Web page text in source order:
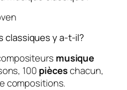
classiques y a-t-il?
musique
100 pièceschacun,
compositions.